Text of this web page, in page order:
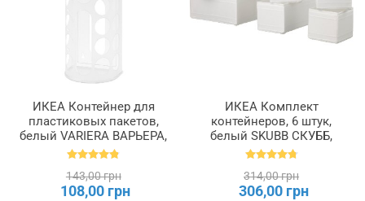
ИКЕА Контейнер для
пластиковых пакетов,
белый VARIERA ВАРЬЕРА,
800.102.22
143,00 грн
108,00 грн
ИКЕА Комплект
контейнеров, 6 штук,
белый SKUBB СКУББ,
004.285.49
314,00 грн
306,00 грн